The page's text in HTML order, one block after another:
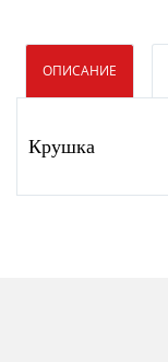
ОПИСАНИЕ
Крушка